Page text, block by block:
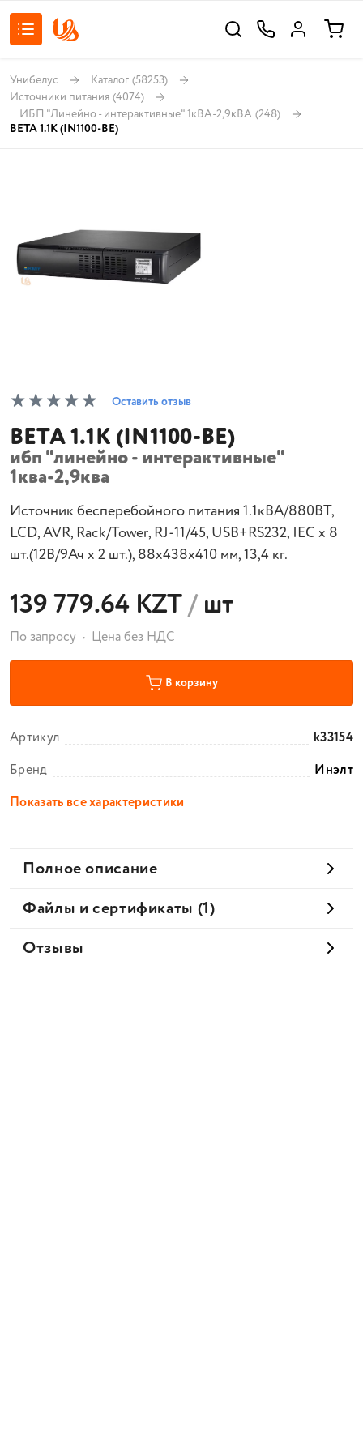
Унибелус Каталог (58253)
Источники питания (4074)
ИБП "Линейно - интерактивные" 1кВА-2,9кВА (248)
BETA 1.1К (IN1100-ВЕ)
Оставить отзыв
BETA 1.1К (IN1100-ВЕ)
ибп "линейно - интерактивные"
1ква-2,9ква
Источник бесперебойного питания 1.1кВА/880ВТ,
LCD, AVR, Rack/Tower, RJ-11/45, USB+RS232, IEC х 8
шт.(12В/9Ач х 2 шт.), 88х438х410 мм, 13,4 кг.
139 779.64 KZT/шт
По запросу Цена без НДС
В корзину
Артикул
k33154
Бренд
Инэлт
Показать все характеристики
Полное описание
Файлы и сертификаты (1)
Отзывы